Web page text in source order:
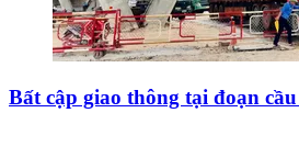
Bất cập giao thông tại đoạn